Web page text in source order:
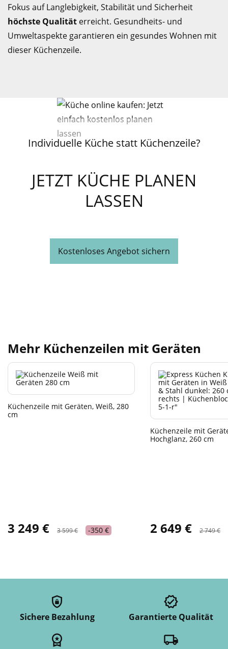
Fokus auf Langlebigkeit, Stabilität und Sicherheit
höchste Qualität erreicht. Gesundheits- und
Umweltaspekte garantieren ein gesundes Wohnen mit
dieser Küchenzeile.
Individuelle Küche statt Küchenzeile?
JETZT KÜCHE PLANEN
LASSEN
Kostenloses Angebot sichern
Mehr Küchenzeilen mit Geräten
Küchenzeile mit Geräten, Weiß, 280
cm
3 249 € 3 599 € -350 €
Küchenzeile mit
Hochglanz, 260 cm
2 649 € 2 749 €
Sichere Bezahlung Garantierte Qualität